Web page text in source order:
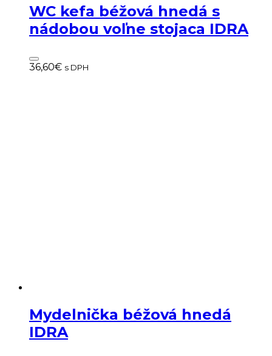
WC kefa béžová hnedá s
nádobou voľne stojaca IDRA
36,60€ s DPH
Mydelnička béžová hnedá
IDRA